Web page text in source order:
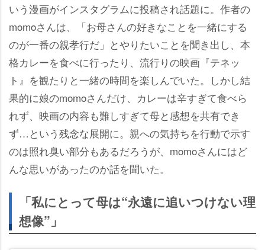
いう漫画がインスタグラムに投稿され話題に。作者の
momoさんは、「お母さんの好きなことを一緒にする
のが一番の親孝行だ」とやりたいことを聞き出し、本
格カレーを食べに行ったり、流行りの映画『テネッ
ト』を観たりと一緒の時間を楽しんでいた。しかし結
果的に娘のmomoさんだけ、カレーは辛すぎて食べら
れず、映画の内容も難しすぎて母と感想を共有でき
ず…という残念な展開に。親への気持ちを行動で示す
のは照れ臭い部分もあるだろうが、momoさんにはど
んな思いがあったのか話を聞いた。
「私にとって母は“永遠に追いつけない理
想像”」